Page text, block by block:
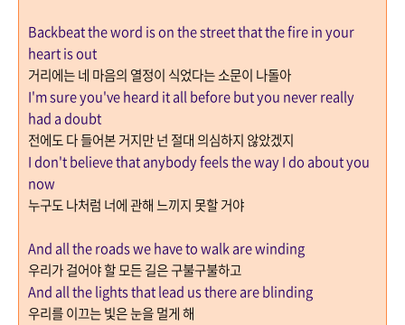
Backbeat the word is on the street that the fire in your
heart is out
거리에는 네 마음의 열정이 식었다는 소문이 나돌아
I'm sure you've heard it all before but you never really
had a doubt
전에도 다 들어본 거지만 넌 절대 의심하지 않았겠지
I don't believe that anybody feels the way I do about you
now
누구도 나처럼 너에 관해 느끼지 못할 거야
And all the roads we have to walk are winding
우리가 걸어야 할 모든 길은 구불구불하고
And all the lights that lead us there are blinding
우리를 이끄는 빛은 눈을 멀게 해